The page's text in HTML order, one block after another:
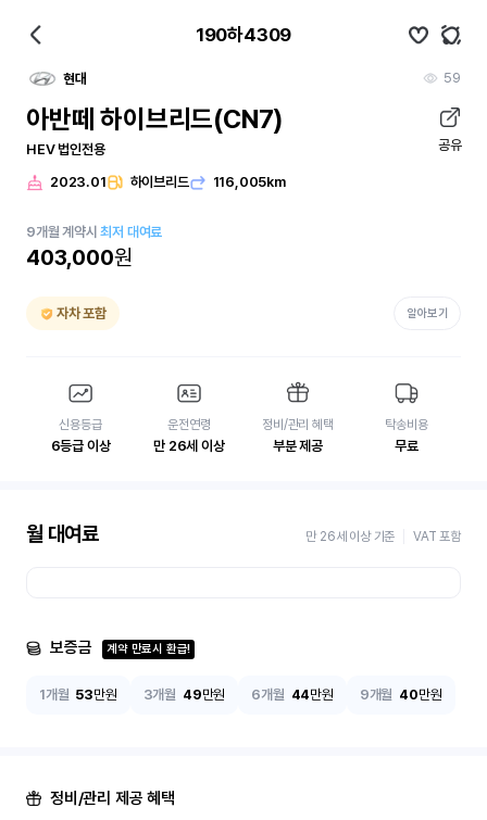
190하4309
현대 59
아반떼 하이브리드(CN7)
HEV 법인전용 공유
2023.01 하이브리드 116,005km
9개월 계약시최저 대여료
403,000원
자차 포함 알아보기
신용등급
6등급 이상
운전연령
만 26세 이상
정비/관리 혜택
부분 제공
탁송비용
무료
월 대여료 만 26세 이상 기준 VAT 포함
보증금 계약 만료시 환급!
1개월 53만원 3개월 49만원 6개월 44만원 9개월 40만원
정비/관리 제공 혜택